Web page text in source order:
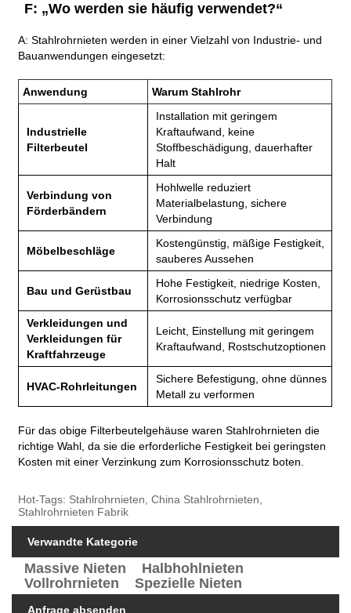
F: „Wo werden sie häufig verwendet?“
A: Stahlrohrnieten werden in einer Vielzahl von Industrie- und
Bauanwendungen eingesetzt:
Anwendung Warum Stahlrohr
Industrielle
Filterbeutel
Installation mit geringem
Kraftaufwand, keine
Stoffbeschädigung, dauerhafter
Halt
Verbindung von
Förderbändern
Hohlwelle reduziert
Materialbelastung, sichere
Verbindung
Möbelbeschläge
Kostengünstig, mäßige Festigkeit,
sauberes Aussehen
Bau und Gerüstbau
Hohe Festigkeit, niedrige Kosten,
Korrosionsschutz verfügbar
Verkleidungen und
Verkleidungen für
Kraftfahrzeuge
Leicht, Einstellung mit geringem
Kraftaufwand, Rostschutzoptionen
HVAC-Rohrleitungen
Sichere Befestigung, ohne dünnes
Metall zu verformen
Für das obige Filterbeutelgehäuse waren Stahlrohrnieten die
richtige Wahl, da sie die erforderliche Festigkeit bei geringsten
Kosten mit einer Verzinkung zum Korrosionsschutz boten.
Hot-Tags: Stahlrohrnieten, China Stahlrohrnieten,
Stahlrohrnieten Fabrik
Verwandte Kategorie
Massive Nieten
Halbhohlnieten
Vollrohrnieten
Spezielle Nieten
Anfrage absenden